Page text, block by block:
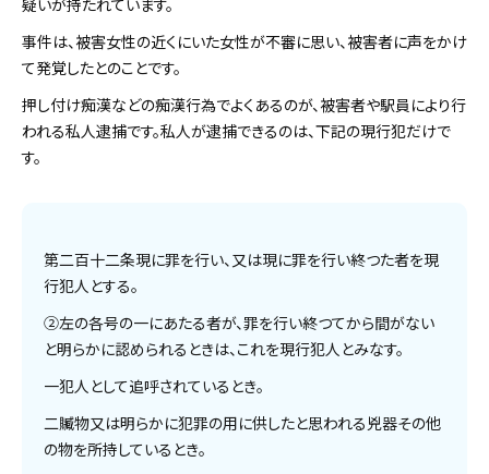
疑いが持たれています。
事件は、被害女性の近くにいた女性が不審に思い、被害者に声をかけ
て発覚したとのことです。
押し付け痴漢などの痴漢行為でよくあるのが、被害者や駅員により行
われる私人逮捕です。私人が逮捕できるのは、下記の現行犯だけで
す。
第二百十二条現に罪を行い、又は現に罪を行い終つた者を現
行犯人とする。
②左の各号の一にあたる者が、罪を行い終つてから間がない
と明らかに認められるときは、これを現行犯人とみなす。
一犯人として追呼されているとき。
二贓物又は明らかに犯罪の用に供したと思われる兇器その他
の物を所持しているとき。